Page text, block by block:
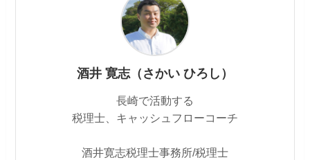
酒井 寛志（さかい ひろし）
長崎で活動する
税理士、キャッシュフローコーチ
酒井寛志税理士事務所/税理士